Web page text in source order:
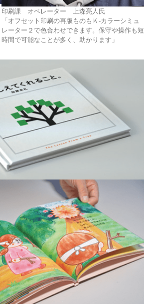
印刷課 オペレーター 上森亮人氏
「オフセット印刷の再版ものもＫ-カラーシミュ
レーター２で色合わせできます。保守や操作も短
時間で可能なことが多く、助かります」